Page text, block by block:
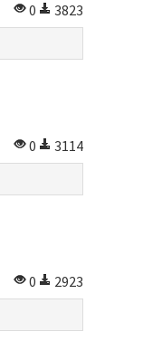
0
3823
0
3114
0
2923